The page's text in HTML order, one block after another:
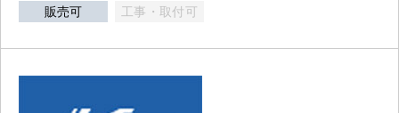
販売可 工事・取付可